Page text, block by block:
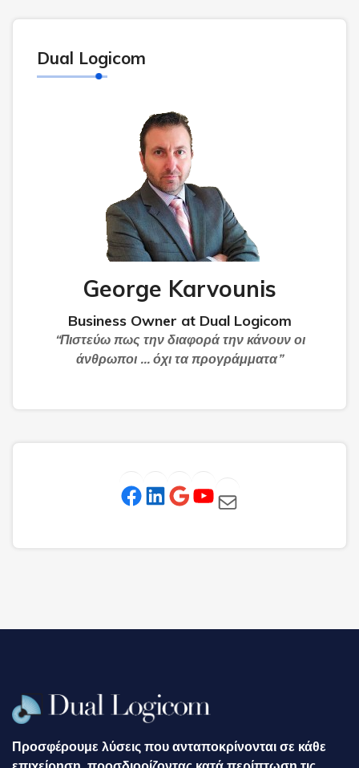
Dual Logicom
George Karvounis
Business Owner at Dual Logicom
“Πιστεύω πως την διαφορά την κάνουν οι
άνθρωποι … όχι τα προγράμματα”
Προσφέρουμε λύσεις που ανταποκρίνονται σε κάθε